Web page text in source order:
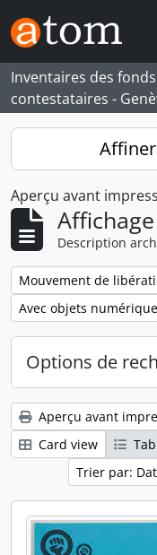
Skip to main content
Inventaires des
contestataires -
Aperçu avant
Description
Remove filter:
Mouvement de
Remove filter:
Avec objets
Options de
Aperçu avant
Card view
Trier par: